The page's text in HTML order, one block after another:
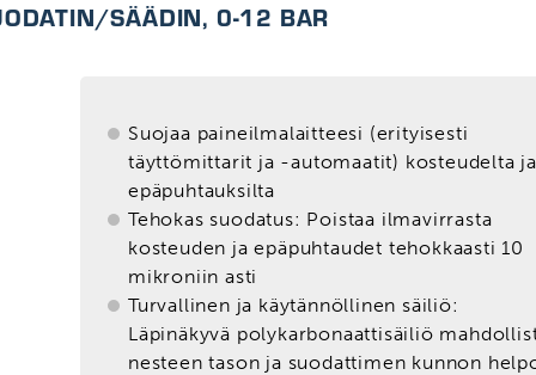
SÄÄDIN, 0-12 BAR
Suojaa paineilmalaitteesi (erityisesti
täyttömittarit ja -automaatit) kosteudelta ja
epäpuhtauksilta
Tehokas suodatus: Poistaa ilmavirrasta
kosteuden ja epäpuhtaudet tehokkaasti 10
mikroniin asti
Turvallinen ja käytännöllinen säiliö:
Läpinäkyvä polykarbonaattisäiliö
nesteen tason ja suodattimen kunnon